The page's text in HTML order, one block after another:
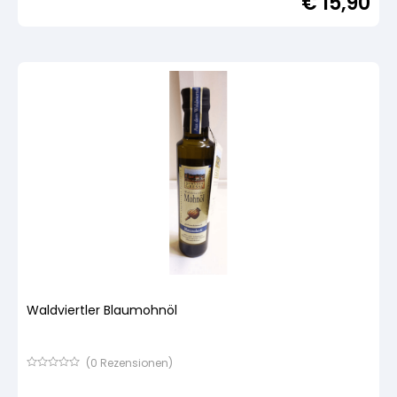
Waldviertler Blaumohnöl
(0 Rezensionen)